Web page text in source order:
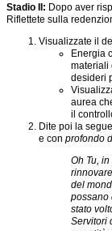
Meditazione
sulla
Passare
dolore
alla
gioia
Affrontare
ingiustizie
sociali
Uso
non
sessista
della
per
la
riflessione
Biblioteca
Stadio II: Dopo aver
Riflettete sulla
Visualizzate il
Energia
materiali
desideri
aurea
il
Dite poi la
e con profondo
Oh Tu,
del
possano
stato
Servitori